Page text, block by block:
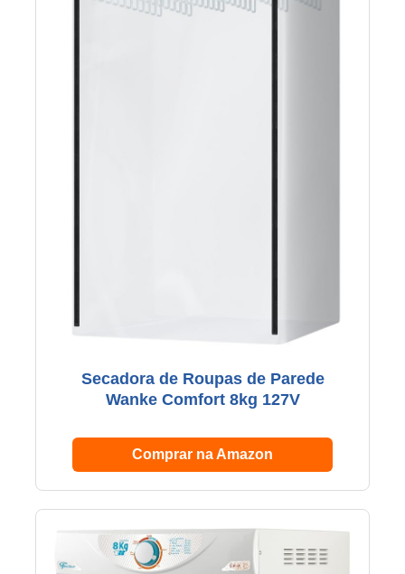
Secadora de Roupas de Parede
Wanke Comfort 8kg 127V
Comprar na Amazon